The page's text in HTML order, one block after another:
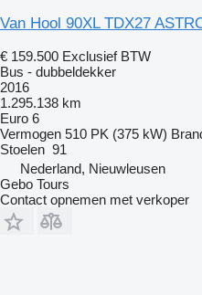
Van Hool 90XL TDX27
€ 159.500 Exclusief BTW
Bus - dubbeldekker
2016
1.295.138 km
Euro 6
Vermogen 510 PK (375 kW)
Stoelen 91
Nederland, Nieuwleusen
Gebo Tours
Contact opnemen met verkoper